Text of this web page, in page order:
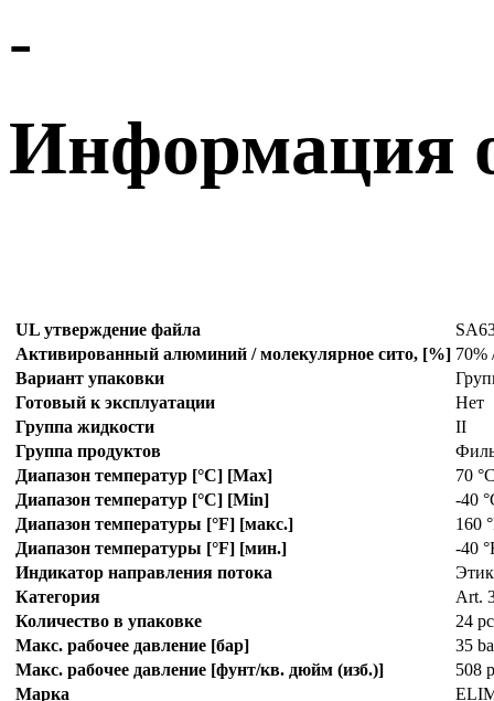
-
Информация
UL утверждение файла
Активированный алюминий / молекулярное сито, [%] 70%
Вариант упаковки
Готовый к эксплуатации
Нет
Группа жидкости
II
Группа продуктов
Диапазон температур [°C] [Max]
70
Диапазон температур [°C] [Min]
-40
Диапазон температуры [°F] [макс.]
160
Диапазон температуры [°F] [мин.]
-40
Индикатор направления потока
Категория
Art.
Количество в упаковке
24 pc
Макс. рабочее давление [бар]
35
Макс. рабочее давление [фунт/кв. дюйм (изб.)]
508
Марка